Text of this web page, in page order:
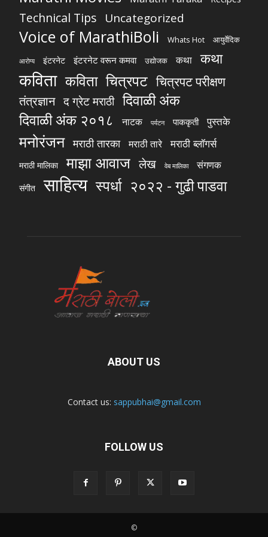
Technical Tips Uncategorized
Voice of MarathiBoli Whats Hot आयुर्वेदिक
आरोग्य इंटरनेट इंटरनेट वरून कमवा उद्योजक कथा कथा
कविता कविता चित्रपट चित्रपट परीक्षण
तंत्रज्ञान द ग्रेट मराठी दिवाळी अंक
दिवाळी अंक २०१८
नाटक पर्यटन पाककृती पुस्तके
मनोरंजन मराठी तारका मराठी तारे मराठी ब्लॉगर्स
मराठी मालिका माझा आवाज लेख वेब मालिका संगणक
संगीत साहित्य स्पर्धा २०२२ - गुढी पाडवा
ABOUT US
Contact us: sappubhai@gmail.com
FOLLOW US
©